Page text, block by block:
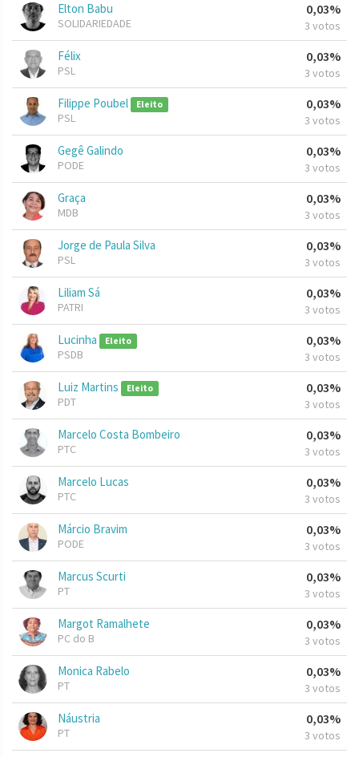
Elton Babu
SOLIDARIEDADE
0,03%
3 votos
Félix
PSL
0,03%
3 votos
Filippe Poubel Eleito
PSL
0,03%
3 votos
Gegê Galindo
PODE
0,03%
3 votos
Graça
MDB
0,03%
3 votos
Jorge de Paula Silva
PSL
0,03%
3 votos
Liliam Sá
PATRI
0,03%
3 votos
Lucinha Eleito
PSDB
0,03%
3 votos
Luiz Martins Eleito
PDT
0,03%
3 votos
Marcelo Costa Bombeiro
PTC
0,03%
3 votos
Marcelo Lucas
PTC
0,03%
3 votos
Márcio Bravim
PODE
0,03%
3 votos
Marcus Scurti
PT
0,03%
3 votos
Margot Ramalhete
PC do B
0,03%
3 votos
Monica Rabelo
PT
0,03%
3 votos
Náustria
PT
0,03%
3 votos